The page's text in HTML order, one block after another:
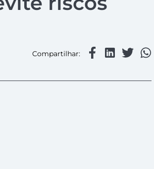
Compartilhar: